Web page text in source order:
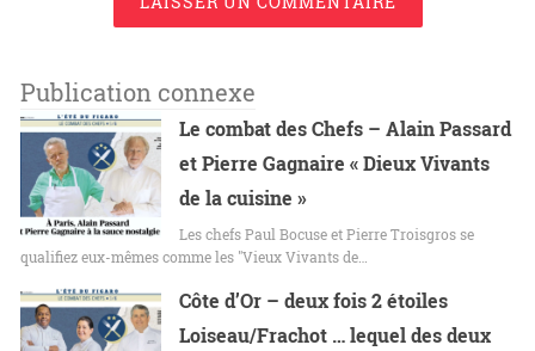
Publication connexe
Le combat des Chefs – Alain Passard
et Pierre Gagnaire « Dieux Vivants
de la cuisine »
Les chefs Paul Bocuse et Pierre Troisgros se
qualifiez eux-mêmes comme les "Vieux Vivants de…
Côte d’Or – deux fois 2 étoiles
Loiseau/Frachot … lequel des deux